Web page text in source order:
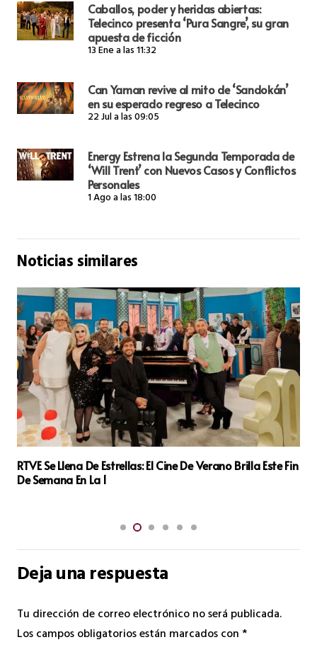
Caballos, poder y heridas abiertas:
Telecinco presenta ‘Pura Sangre’, su gran
apuesta de ficción
13 Ene a las 11:32
Can Yaman revive al mito de ‘Sandokán’
en su esperado regreso a Telecinco
22 Jul a las 09:05
Energy Estrena la Segunda Temporada de
‘Will Trent’ con Nuevos Casos y Conflictos
Personales
1 Ago a las 18:00
Noticias similares
‘Días De Cine’ Se Cuela En El Atlàntida Mallorca Film Fest
Y Rinde Homenaje A Fritz Lang
Deja una respuesta
Tu dirección de correo electrónico no será publicada.
Los campos obligatorios están marcados con*